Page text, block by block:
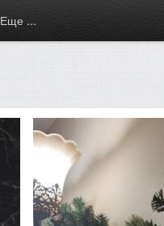
Еще ...